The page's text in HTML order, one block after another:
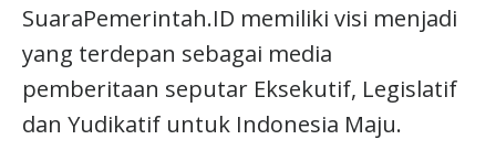
SuaraPemerintah.ID memiliki visi menjadi
yang terdepan sebagai media
pemberitaan seputar Eksekutif, Legislatif
dan Yudikatif untuk Indonesia Maju.